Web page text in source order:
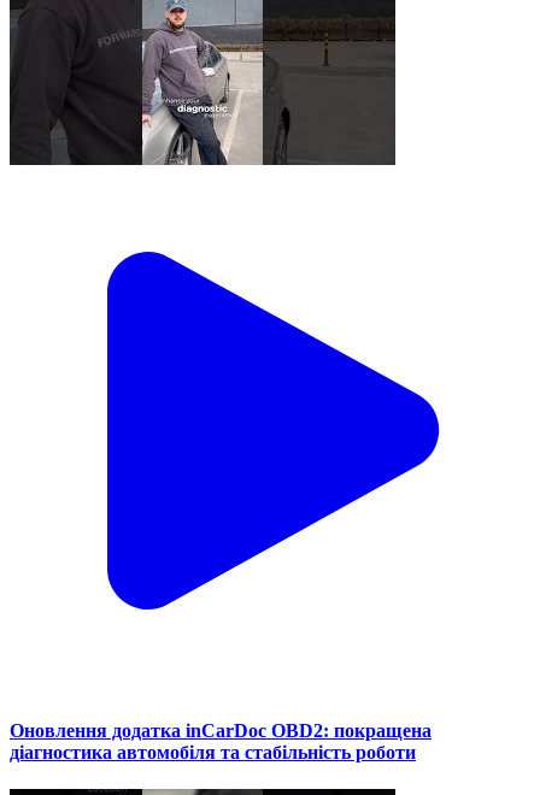
Оновлення додатка inCarDoc OBD2: покращена
діагностика автомобіля та стабільність роботи